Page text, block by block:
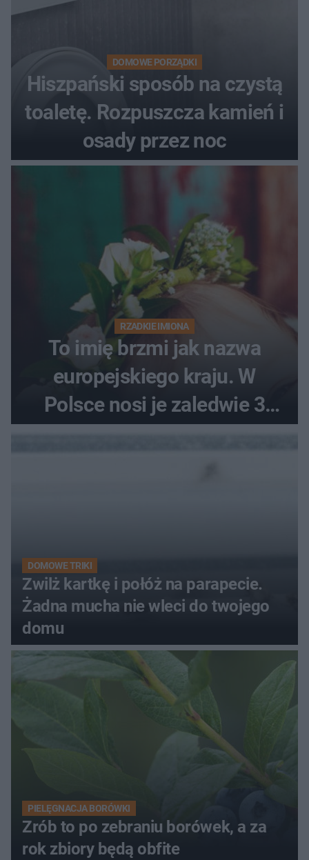
DOMOWE PORZĄDKI
Hiszpański sposób na czystą
toaletę. Rozpuszcza kamień i
osady przez noc
RZADKIE IMIONA
To imię brzmi jak nazwa
europejskiego kraju. W
Polsce nosi je zaledwie 3
DOMOWE TRIKI
Zwilż kartkę i połóż na parapecie.
Żadna mucha nie wleci do twojego
domu
PIELĘGNACJA BORÓWKI
Zrób to po zebraniu borówek, a za
rok zbiory będą obfite